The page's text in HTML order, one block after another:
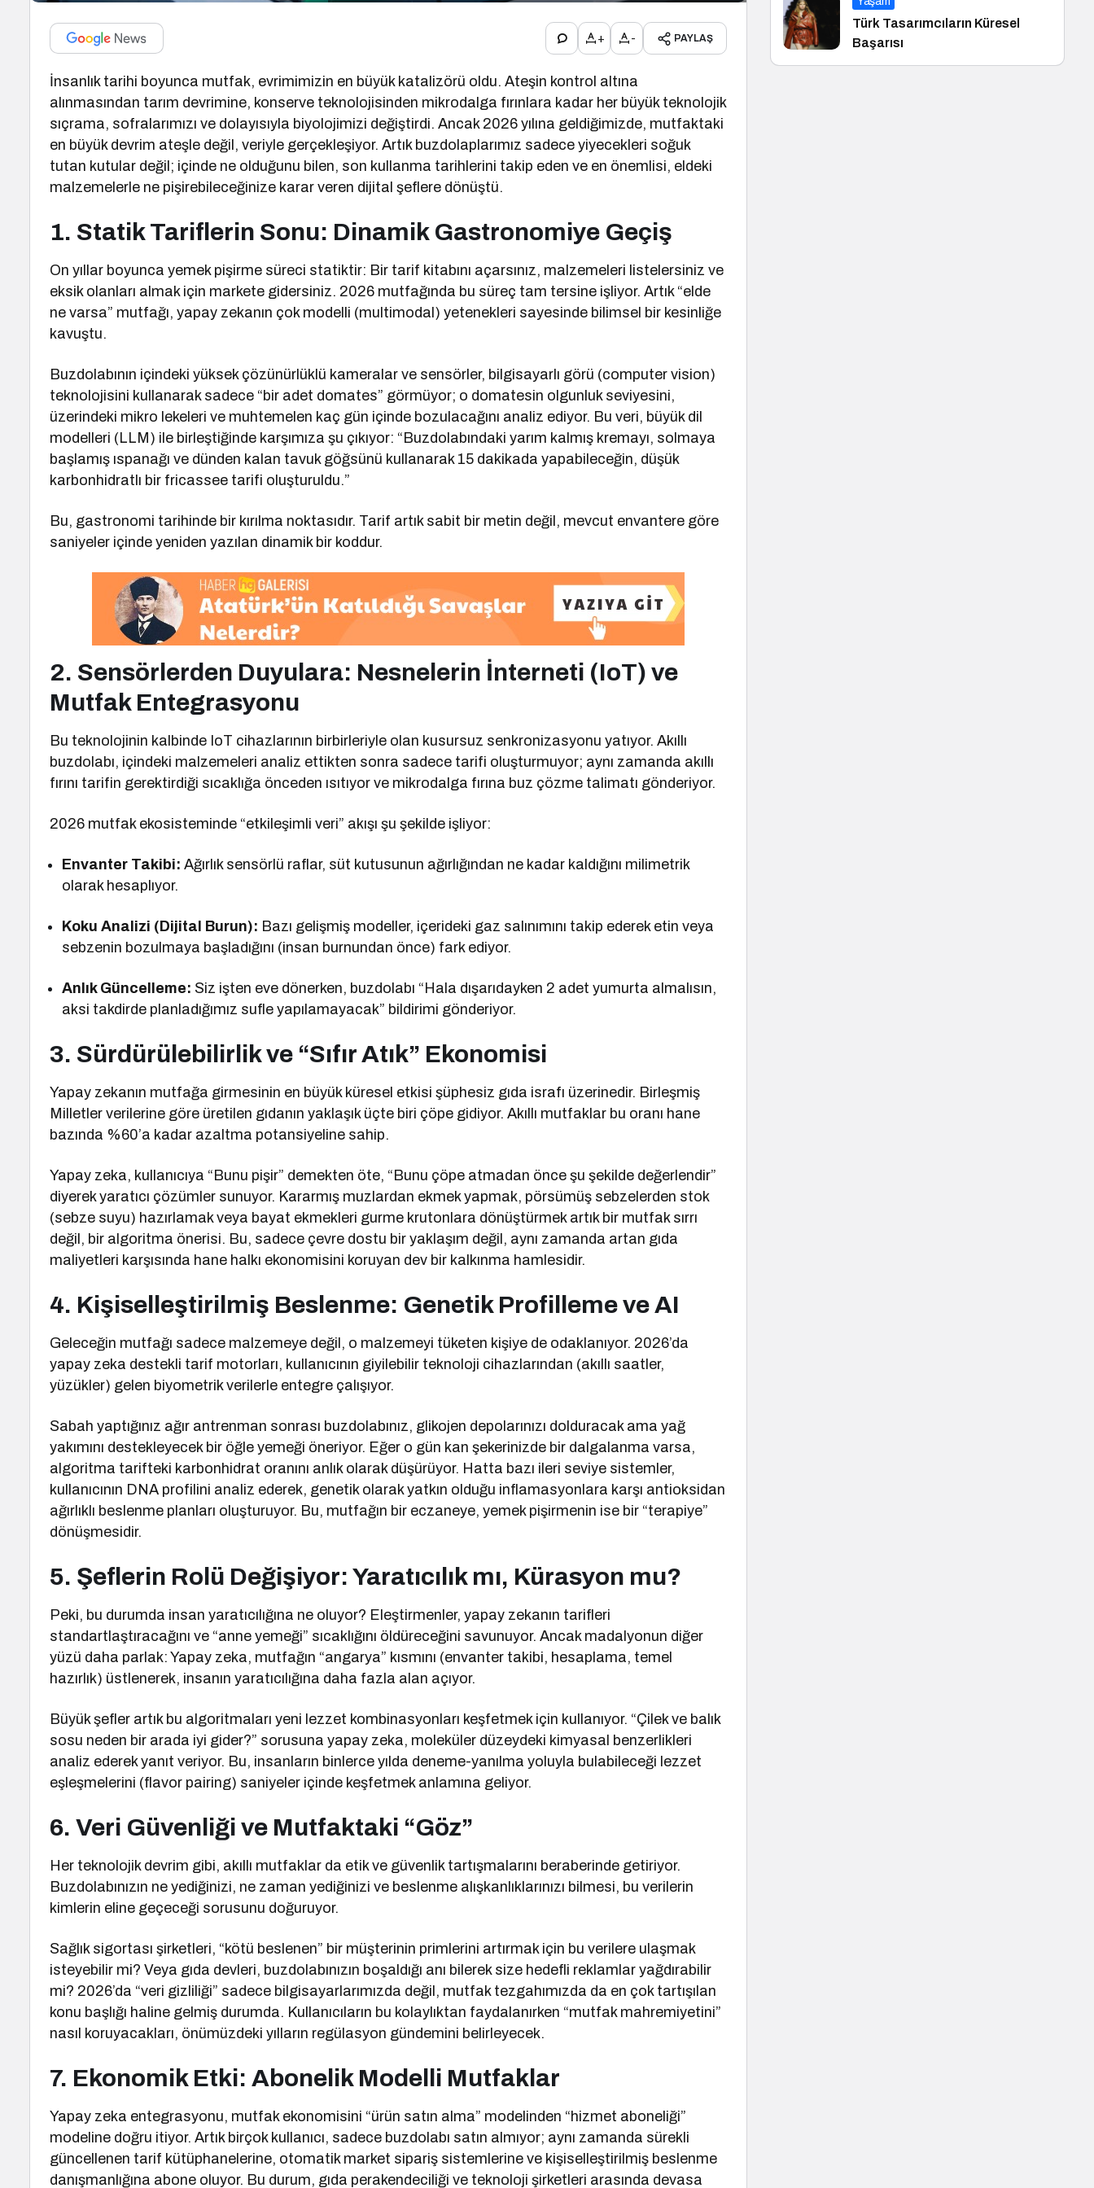
+ - PAYLAŞ
İnsanlık tarihi boyunca mutfak, evrimimizin en büyük katalizörü oldu. Ateşin kontrol altına
alınmasından tarım devrimine, konserve teknolojisinden mikrodalga fırınlara kadar her büyük teknolojik
sıçrama, sofralarımızı ve dolayısıyla biyolojimizi değiştirdi. Ancak 2026 yılına geldiğimizde, mutfaktaki
en büyük devrim ateşle değil, veriyle gerçekleşiyor. Artık buzdolaplarımız sadece yiyecekleri soğuk
tutan kutular değil; içinde ne olduğunu bilen, son kullanma tarihlerini takip eden ve en önemlisi, eldeki
malzemelerle ne pişirebileceğinize karar veren dijital şeflere dönüştü.
1. Statik Tariflerin Sonu: Dinamik Gastronomiye Geçiş
On yıllar boyunca yemek pişirme süreci statiktir: Bir tarif kitabını açarsınız, malzemeleri listelersiniz ve
eksik olanları almak için markete gidersiniz. 2026 mutfağında bu süreç tam tersine işliyor. Artık “elde
ne varsa” mutfağı, yapay zekanın çok modelli (multimodal) yetenekleri sayesinde bilimsel bir kesinliğe
kavuştu.
Buzdolabının içindeki yüksek çözünürlüklü kameralar ve sensörler, bilgisayarlı görü (computer vision)
teknolojisini kullanarak sadece “bir adet domates” görmüyor; o domatesin olgunluk seviyesini,
üzerindeki mikro lekeleri ve muhtemelen kaç gün içinde bozulacağını analiz ediyor. Bu veri, büyük dil
modelleri (LLM) ile birleştiğinde karşımıza şu çıkıyor: “Buzdolabındaki yarım kalmış kremayı, solmaya
başlamış ıspanağı ve dünden kalan tavuk göğsünü kullanarak 15 dakikada yapabileceğin, düşük
karbonhidratlı bir fricassee tarifi oluşturuldu.”
Bu, gastronomi tarihinde bir kırılma noktasıdır. Tarif artık sabit bir metin değil, mevcut envantere göre
saniyeler içinde yeniden yazılan dinamik bir koddur.
2. Sensörlerden Duyulara: Nesnelerin İnterneti (IoT) ve
Mutfak Entegrasyonu
Bu teknolojinin kalbinde IoT cihazlarının birbirleriyle olan kusursuz senkronizasyonu yatıyor. Akıllı
buzdolabı, içindeki malzemeleri analiz ettikten sonra sadece tarifi oluşturmuyor; aynı zamanda akıllı
fırını tarifin gerektirdiği sıcaklığa önceden ısıtıyor ve mikrodalga fırına buz çözme talimatı gönderiyor.
2026 mutfak ekosisteminde “etkileşimli veri” akışı şu şekilde işliyor:
Envanter Takibi: Ağırlık sensörlü raflar, süt kutusunun ağırlığından ne kadar kaldığını milimetrik
olarak hesaplıyor.
Koku Analizi (Dijital Burun): Bazı gelişmiş modeller, içerideki gaz salınımını takip ederek etin veya
sebzenin bozulmaya başladığını (insan burnundan önce) fark ediyor.
Anlık Güncelleme: Siz işten eve dönerken, buzdolabı “Hala dışarıdayken 2 adet yumurta almalısın,
aksi takdirde planladığımız sufle yapılamayacak” bildirimi gönderiyor.
3. Sürdürülebilirlik ve “Sıfır Atık” Ekonomisi
Yapay zekanın mutfağa girmesinin en büyük küresel etkisi şüphesiz gıda israfı üzerinedir. Birleşmiş
Milletler verilerine göre üretilen gıdanın yaklaşık üçte biri çöpe gidiyor. Akıllı mutfaklar bu oranı hane
bazında %60’a kadar azaltma potansiyeline sahip.
Yapay zeka, kullanıcıya “Bunu pişir” demekten öte, “Bunu çöpe atmadan önce şu şekilde değerlendir”
diyerek yaratıcı çözümler sunuyor. Kararmış muzlardan ekmek yapmak, pörsümüş sebzelerden stok
(sebze suyu) hazırlamak veya bayat ekmekleri gurme krutonlara dönüştürmek artık bir mutfak sırrı
değil, bir algoritma önerisi. Bu, sadece çevre dostu bir yaklaşım değil, aynı zamanda artan gıda
maliyetleri karşısında hane halkı ekonomisini koruyan dev bir kalkınma hamlesidir.
4. Kişiselleştirilmiş Beslenme: Genetik Profilleme ve AI
Geleceğin mutfağı sadece malzemeye değil, o malzemeyi tüketen kişiye de odaklanıyor. 2026’da
yapay zeka destekli tarif motorları, kullanıcının giyilebilir teknoloji cihazlarından (akıllı saatler,
yüzükler) gelen biyometrik verilerle entegre çalışıyor.
Sabah yaptığınız ağır antrenman sonrası buzdolabınız, glikojen depolarınızı dolduracak ama yağ
yakımını destekleyecek bir öğle yemeği öneriyor. Eğer o gün kan şekerinizde bir dalgalanma varsa,
algoritma tarifteki karbonhidrat oranını anlık olarak düşürüyor. Hatta bazı ileri seviye sistemler,
kullanıcının DNA profilini analiz ederek, genetik olarak yatkın olduğu inflamasyonlara karşı antioksidan
ağırlıklı beslenme planları oluşturuyor. Bu, mutfağın bir eczaneye, yemek pişirmenin ise bir “terapiye”
dönüşmesidir.
5. Şeflerin Rolü Değişiyor: Yaratıcılık mı, Kürasyon mu?
Peki, bu durumda insan yaratıcılığına ne oluyor? Eleştirmenler, yapay zekanın tarifleri
standartlaştıracağını ve “anne yemeği” sıcaklığını öldüreceğini savunuyor. Ancak madalyonun diğer
yüzü daha parlak: Yapay zeka, mutfağın “angarya” kısmını (envanter takibi, hesaplama, temel
hazırlık) üstlenerek, insanın yaratıcılığına daha fazla alan açıyor.
Büyük şefler artık bu algoritmaları yeni lezzet kombinasyonları keşfetmek için kullanıyor. “Çilek ve balık
sosu neden bir arada iyi gider?” sorusuna yapay zeka, moleküler düzeydeki kimyasal benzerlikleri
analiz ederek yanıt veriyor. Bu, insanların binlerce yılda deneme-yanılma yoluyla bulabileceği lezzet
eşleşmelerini (flavor pairing) saniyeler içinde keşfetmek anlamına geliyor.
6. Veri Güvenliği ve Mutfaktaki “Göz”
Her teknolojik devrim gibi, akıllı mutfaklar da etik ve güvenlik tartışmalarını beraberinde getiriyor.
Buzdolabınızın ne yediğinizi, ne zaman yediğinizi ve beslenme alışkanlıklarınızı bilmesi, bu verilerin
kimlerin eline geçeceği sorusunu doğuruyor.
Sağlık sigortası şirketleri, “kötü beslenen” bir müşterinin primlerini artırmak için bu verilere ulaşmak
isteyebilir mi? Veya gıda devleri, buzdolabınızın boşaldığı anı bilerek size hedefli reklamlar yağdırabilir
mi? 2026’da “veri gizliliği” sadece bilgisayarlarımızda değil, mutfak tezgahımızda da en çok tartışılan
konu başlığı haline gelmiş durumda. Kullanıcıların bu kolaylıktan faydalanırken “mutfak mahremiyetini”
nasıl koruyacakları, önümüzdeki yılların regülasyon gündemini belirleyecek.
7. Ekonomik Etki: Abonelik Modelli Mutfaklar
Yapay zeka entegrasyonu, mutfak ekonomisini “ürün satın alma” modelinden “hizmet aboneliği”
modeline doğru itiyor. Artık birçok kullanıcı, sadece buzdolabı satın almıyor; aynı zamanda sürekli
güncellenen tarif kütüphanelerine, otomatik market sipariş sistemlerine ve kişiselleştirilmiş beslenme
danışmanlığına abone oluyor. Bu durum, gıda perakendeciliği ve teknoloji şirketleri arasında devasa
Türk Tasarımcıların Küresel
Başarısı